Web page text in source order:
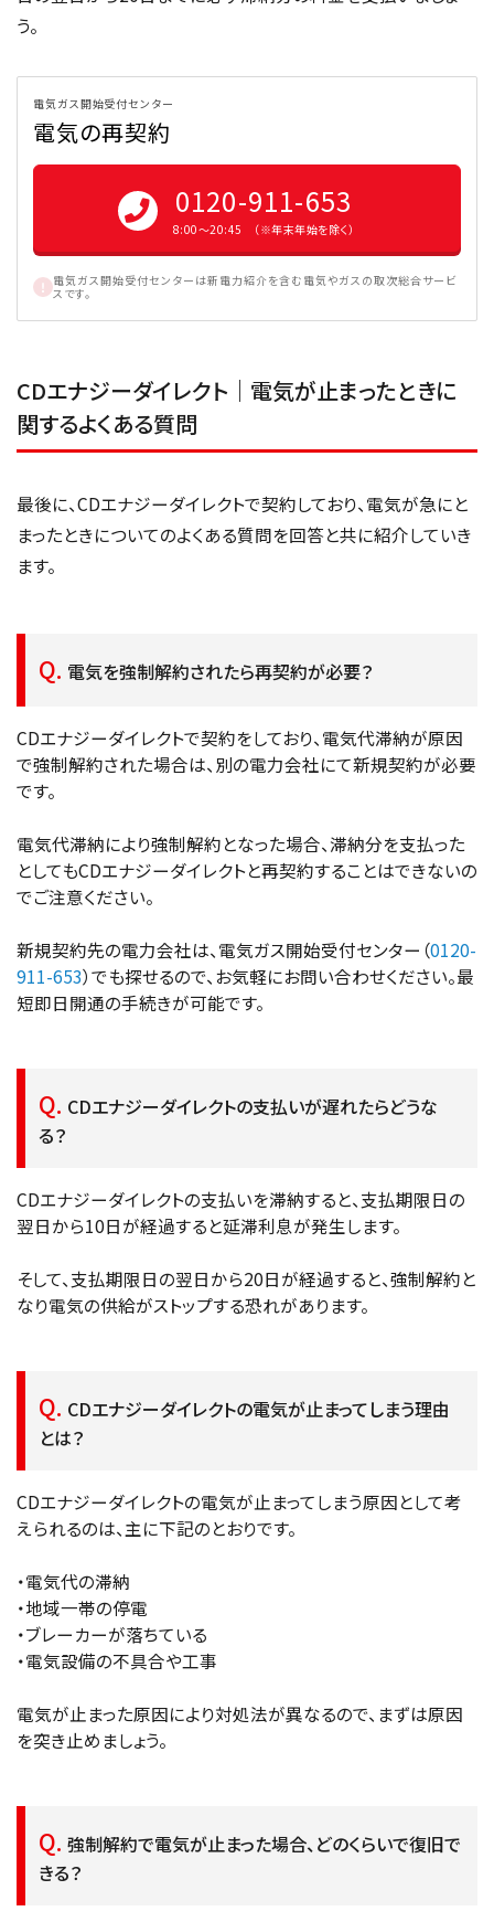
う。
電気ガス開始受付センター
電気の再契約
0120-911-653
8:00〜20:45 （※年末年始を除く）
電気ガス開始受付センターは新電力紹介を含む電気やガスの取次総合サービ
スです。
CDエナジーダイレクト｜電気が止まったときに
関するよくある質問
最後に、CDエナジーダイレクトで契約しており、電気が急にと
まったときについてのよくある質問を回答と共に紹介していき
ます。
電気を強制解約されたら再契約が必要？
CDエナジーダイレクトで契約をしており、電気代滞納が原因
で強制解約された場合は、別の電力会社にて新規契約が必要
です。
電気代滞納により強制解約となった場合、滞納分を支払った
としてもCDエナジーダイレクトと再契約することはできないの
でご注意ください。
新規契約先の電力会社は、電気ガス開始受付センター（0120-
911-653）でも探せるので、お気軽にお問い合わせください。最
短即日開通の手続きが可能です。
CDエナジーダイレクトの支払いが遅れたらどうな
る？
CDエナジーダイレクトの支払いを滞納すると、支払期限日の
翌日から10日が経過すると延滞利息が発生します。
そして、支払期限日の翌日から20日が経過すると、強制解約と
なり電気の供給がストップする恐れがあります。
CDエナジーダイレクトの電気が止まってしまう理由
とは？
CDエナジーダイレクトの電気が止まってしまう原因として考
えられるのは、主に下記のとおりです。
・電気代の滞納
・地域一帯の停電
・ブレーカーが落ちている
・電気設備の不具合や工事
電気が止まった原因により対処法が異なるので、まずは原因
を突き止めましょう。
強制解約で電気が止まった場合、どのくらいで復旧で
きる？